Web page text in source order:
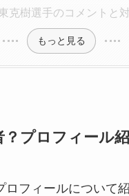
克樹選手のコメントと
もっと見る
？プロフィール
ロフィールについて